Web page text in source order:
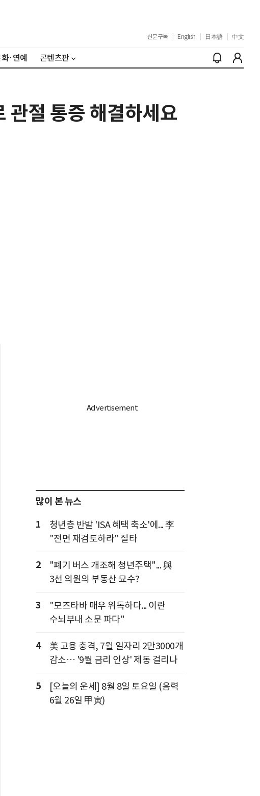
신문구독 English 日本語 中文
·연예 콘텐츠판
관절 통증 해결하세요
많이 본 뉴스
1
청년층 반발 'ISA 혜택 축소'에... 李
"전면 재검토하라" 질타
2
"폐기 버스 개조해 청년주택"... 與
3선 의원의 부동산 묘수?
3
"모즈타바 매우 위독하다... 이란
수뇌부내 소문 파다"
4
美 고용 충격, 7월 일자리 2만3000개
감소… '9월 금리 인상' 제동 걸리나
5
[오늘의 운세] 8월 8일 토요일 (음력
6월 26일 甲寅)